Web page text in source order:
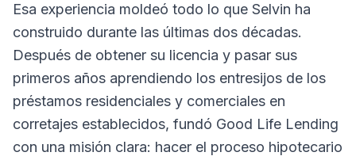
Esa experiencia moldeó todo lo que Selvin ha
construido durante las últimas dos décadas.
Después de obtener su licencia y pasar sus
primeros años aprendiendo los entresijos de los
préstamos residenciales y comerciales en
corretajes establecidos, fundó Good Life Lending
con una misión clara: hacer el proceso hipotecario